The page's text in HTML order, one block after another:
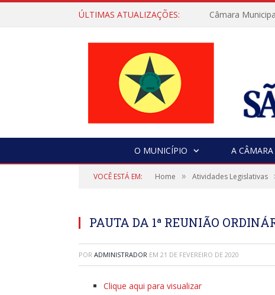
ÚLTIMAS ATUALIZAÇÕES: Câmara
O MUNICÍPIO A CÂMARA
VOCÊ ESTÁ EM: Home » Atividades Legislativas
PAUTA DA 1ª REUNIÃO
POR ADMINISTRADOR EM 21 DE FEVEREIRO DE 2020
Clique aqui para visualizar